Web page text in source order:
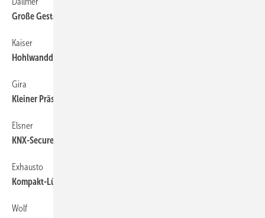
Große Gestaltungsfreiheit im Duschbereich
Kaiser
Hohlwanddosen für Datenleitungen
Gira
Kleiner Präsenzmelder für KNX
Elsner
KNX-Secure-Wetterstationen
Exhausto
Kompakt-Lüftungsgerät bis 9340 m
Wolf